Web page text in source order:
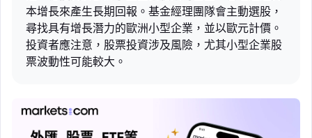
本增長來產生長期回報。基金經理團隊會主動選股，
尋找具有增長潛力的歐洲小型企業，並以歐元計價。
投資者應注意，股票投資涉及風險，尤其小型企業股
票波動性可能較大。